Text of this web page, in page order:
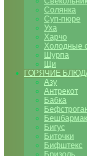
Солянка
Суп-пюре
Уха
Харчо
Холодные
Шурпа
Щи
ГОРЯЧИЕ
Азу
Антрекот
Бабка
Бешбармак
Бигус
Биточки
Бифштекс
Бризоль